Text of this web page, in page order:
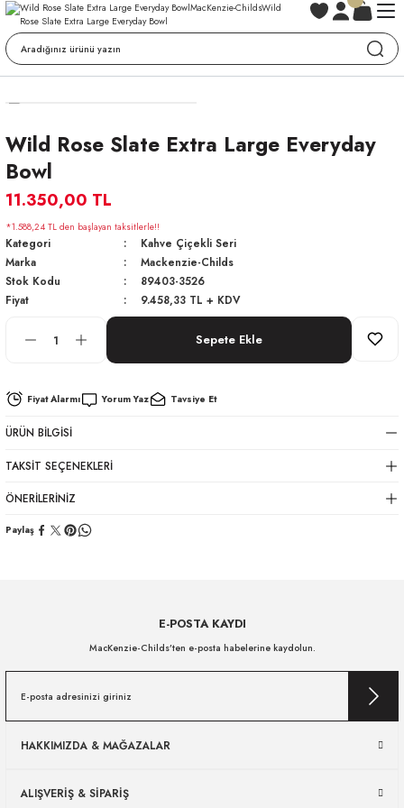
Wild Rose Slate Extra Large Everyday
Bowl
11.350,00 TL
*1.588,24 TL den başlayan taksitlerle!!
Kategori
Kahve Çiçekli Seri
Marka
Mackenzie-Childs
Stok Kodu
89403-3526
Fiyat
9.458,33 TL + KDV
Sepete Ekle
Fiyat Alarmı Yorum Yaz Tavsiye Et
ÜRÜN BILGISI
TAKSIT SEÇENEKLERI
ÖNERILERINIZ
Paylaş
E-POSTA KAYDI
MacKenzie-Childs’ten e-posta habelerine kaydolun.
HAKKIMIZDA & MAĞAZALAR
ALIŞVERİŞ & SİPARİŞ